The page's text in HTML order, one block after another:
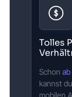
Tolles
Schon
kannst
mobilen